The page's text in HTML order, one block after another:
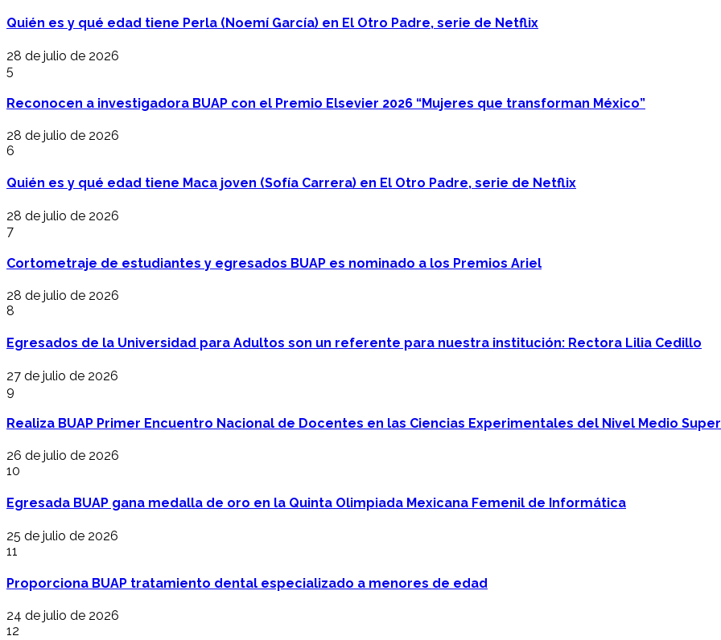
Quién es y qué edad tiene Perla (Noemí García) en El Otro Padre, serie de Netflix
28 de julio de 2026
5
Reconocen a investigadora BUAP con el Premio Elsevier 2026 “Mujeres que transforman México”
28 de julio de 2026
6
Quién es y qué edad tiene Maca joven (Sofía Carrera) en El Otro Padre, serie de Netflix
28 de julio de 2026
7
Cortometraje de estudiantes y egresados BUAP es nominado a los Premios Ariel
28 de julio de 2026
8
Egresados de la Universidad para Adultos son un referente para nuestra institución: Rectora Lilia Cedillo
27 de julio de 2026
9
Realiza BUAP Primer Encuentro Nacional de Docentes en las Ciencias Experimentales del Nivel Medio
26 de julio de 2026
10
Egresada BUAP gana medalla de oro en la Quinta Olimpiada Mexicana Femenil de Informática
25 de julio de 2026
11
Proporciona BUAP tratamiento dental especializado a menores de edad
24 de julio de 2026
12